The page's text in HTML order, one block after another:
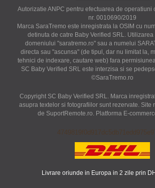
Autorizatie ANPC pentru efectuarea de operatiuni
nr. 0010690/2019
Marca SaraTremo este inregistrata la OSIM cu
detinuta de catre Baby Verified SRL.
domeniului "saratremo.ro" sau a numelui
directa sau "ascunsa" (de tipul, dar nu limitat la,
tehnici de indexare, cautare web) fara
SC Baby Verified SRL este interzisa si se
©SaraTremo.ro
Copyright SC Baby Verified SRL. Marca
asupra textelor si fotografiilor sunt rezervate. Site
de SuportRemote.ro. Platforma E-
Livrare oriunde in Europa in 2 zile prin